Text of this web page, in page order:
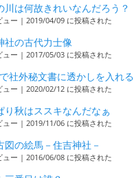
川は何故きれいなんだろう？
ュー | 2019/04/09 に投稿された
社の古代力士像
ュー | 2017/05/03 に投稿された
社外秘文書に透かしを入れる
ュー | 2020/02/12 に投稿された
り秋はススキなんだなぁ
ュー | 2019/11/06 に投稿された
図の絵馬－住吉神社－
ュー | 2016/06/08 に投稿された